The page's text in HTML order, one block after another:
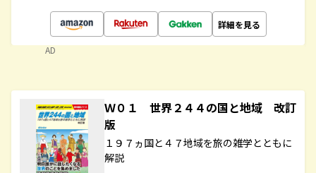
詳細を見る
AD
Ｗ０１ 世界２４４の国と地域 改訂
版
１９７ヵ国と４７地域を旅の雑学とともに
解説